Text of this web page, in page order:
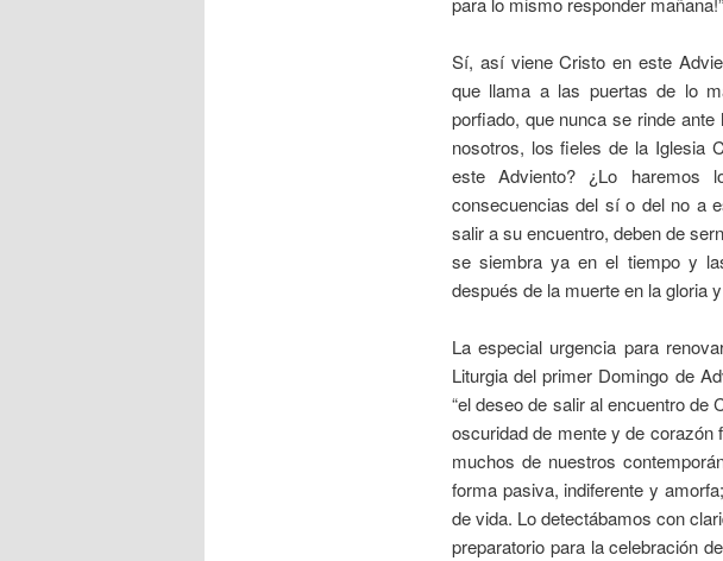
Sí, así viene Cristo en este
que llama a las puertas de lo
porfiado, que nunca se rinde
nosotros, los fieles de la Iglesia
este Adviento? ¿Lo haremos
consecuencias del sí o del no a
salir a su encuentro, deben de
se siembra ya en el tiempo y
después de la muerte en la gloria
La especial urgencia para
Liturgia del primer Domingo de
“el deseo de salir al encuentro de
oscuridad de mente y de corazón
muchos de nuestros
forma pasiva, indiferente y
de vida. Lo detectábamos con
preparatorio para la celebración